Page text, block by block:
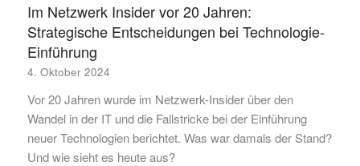
Im Netzwerk Insider vor 20 Jahren:
Strategische Entscheidungen bei Technologie-
Einführung
4. Oktober 2024
Vor 20 Jahren wurde im Netzwerk-Insider über den
Wandel in der IT und die Fallstricke bei der Einführung
neuer Technologien berichtet. Was war damals der Stand?
Und wie sieht es heute aus?